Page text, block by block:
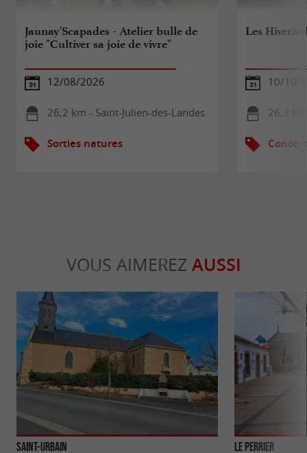
Jaunay'Scapades - Atelier bulle de
joie "Cultiver sa joie de vivre"
12/08/2026
26,2 km - Saint-Julien-des-Landes
Sorties natures
Les
10/10/
26,3
VOUS AIMEREZ AUSSI
Saint-Urbain Le Perrier